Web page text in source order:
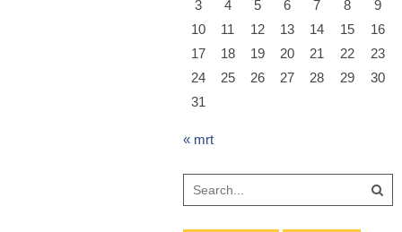
3
4 5 6 7 8
9
10
11 12 13 14 15
16
17
18 19 20 21 22
23
24
25 26 27 28 29
30
31
« mrt